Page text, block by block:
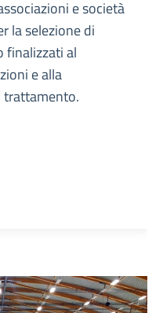
e società
la selezione di
finalizzati al
e alla
trattamento.